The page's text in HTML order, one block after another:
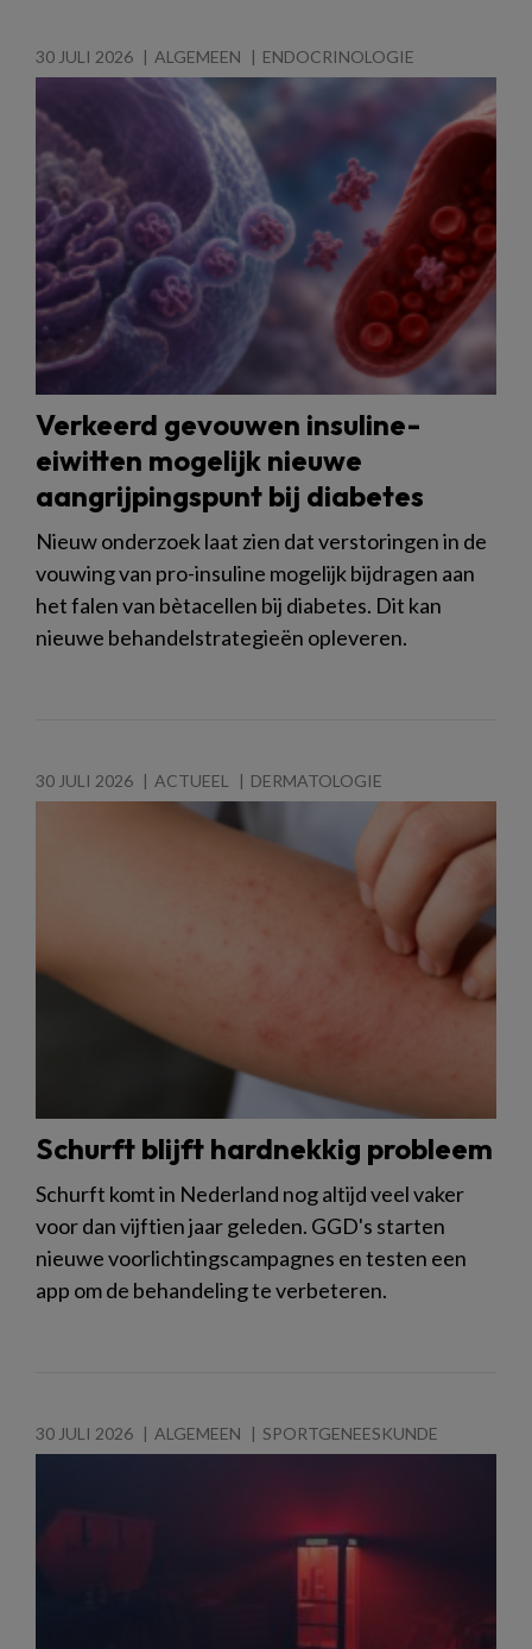
30 JULI 2026 ALGEMEEN ENDOCRINOLOGIE
Verkeerd gevouwen insuline-
eiwitten mogelijk nieuwe
aangrijpingspunt bij diabetes
Nieuw onderzoek laat zien dat verstoringen in de
vouwing van pro-insuline mogelijk bijdragen aan
het falen van bètacellen bij diabetes. Dit kan
nieuwe behandelstrategieën opleveren.
30 JULI 2026 ACTUEEL DERMATOLOGIE
Schurft blijft hardnekkig probleem
Schurft komt in Nederland nog altijd veel vaker
voor dan vijftien jaar geleden. GGD's starten
nieuwe voorlichtingscampagnes en testen een
app om de behandeling te verbeteren.
30 JULI 2026 ALGEMEEN SPORTGENEESKUNDE